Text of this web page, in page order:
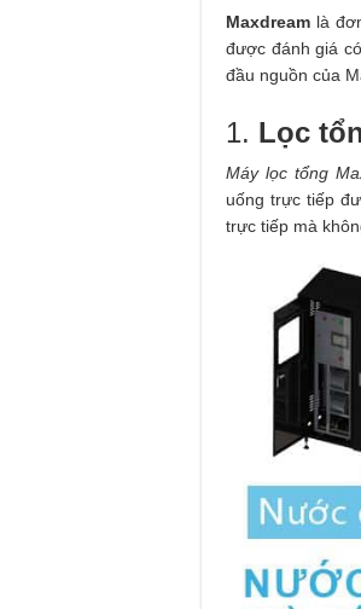
Maxdream là
được đánh giá
đầu nguồn của
1. Lọc
Máy lọc tổng
uống trực tiếp
trực tiếp mà